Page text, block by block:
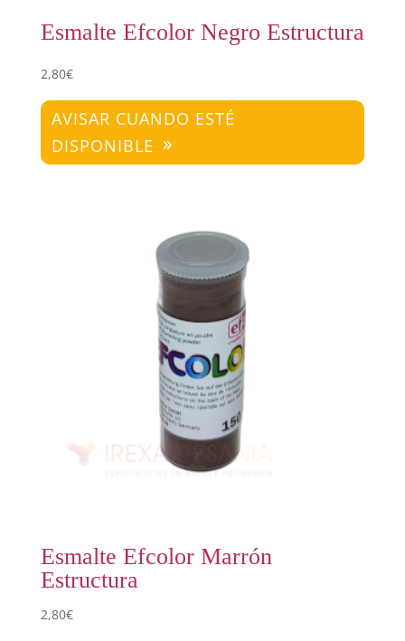
Esmalte Efcolor Negro Estructura
2,80€
AVISAR CUANDO ESTÉ
DISPONIBLE
Esmalte Efcolor Marrón
Estructura
2,80€